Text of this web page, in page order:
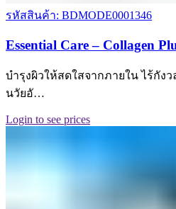
รหัสสินค้า: BDMODE0001346
Essential Care – Collagen
บำรุงผิวให้สดใสจากภายใน ไร้กัง
นวัยอั…
Login to see prices